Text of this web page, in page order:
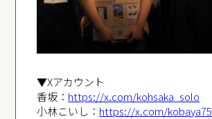
▼Xアカウント
香坂： https://x.com/kohsaka_solo
小林こいし： https://x.com/kobaya75